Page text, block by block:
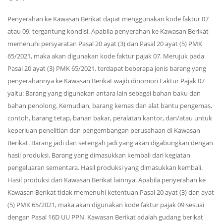
Penyerahan ke Kawasan Berikat dapat menggunakan kode faktur 07
atau 09, tergantung kondisi. Apabila penyerahan ke Kawasan Berikat
memenuhi persyaratan Pasal 20 ayat (3) dan Pasal 20 ayat (5) PMK
65/2021, maka akan digunakan kode faktur pajak 07. Merujuk pada
Pasal 20 ayat (3) PMK 65/2021, terdapat beberapa jenis barang yang
penyerahannya ke Kawasan Berikat wajib dinomori Faktur Pajak 07
yaitu: Barang yang digunakan antara lain sebagai bahan baku dan
bahan penolong. Kemudian, barang kemas dan alat bantu pengemas,
contoh, barang tetap, bahan bakar, peralatan kantor, dan/atau untuk
keperluan penelitian dan pengembangan perusahaan di Kawasan
Berikat. Barang jadi dan setengah jadi yang akan digabungkan dengan
hasil produksi. Barang yang dimasukkan kembali dari kegiatan
pengeluaran sementara. Hasil produksi yang dimasukkan kembali.
Hasil produksi dari Kawasan Berikat lainnya. Apabila penyerahan ke
Kawasan Berikat tidak memenuhi ketentuan Pasal 20 ayat (3) dan ayat
(5) PMK 65/2021, maka akan digunakan kode faktur pajak 09 sesuai
dengan Pasal 16D UU PPN. Kawasan Berikat adalah gudang berikat